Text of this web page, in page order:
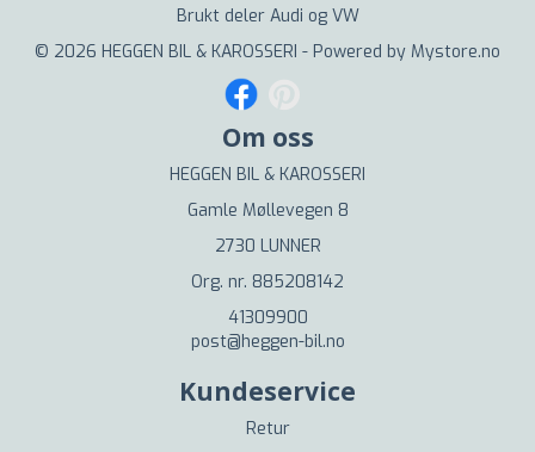
Brukt deler Audi og VW
© 2026 HEGGEN BIL & KAROSSERI - Powered by Mystore.no
Om oss
HEGGEN BIL & KAROSSERI
Gamle Møllevegen 8
2730 LUNNER
Org. nr. 885208142
41309900
post@heggen-bil.no
Kundeservice
Retur